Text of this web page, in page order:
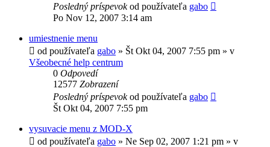
Posledný príspevokod používateľa gabo
Po Nov 12, 2007 3:14 am
umiestnenie menu
od používateľa gabo » Št Okt 04, 2007 7:55 pm » v
Všeobecné help centrum
0 Odpovedí
12577 Zobrazení
Posledný príspevokod používateľa gabo
Št Okt 04, 2007 7:55 pm
vysuvacie menu z MOD-X
od používateľa gabo » Ne Sep 02, 2007 1:21 pm » v